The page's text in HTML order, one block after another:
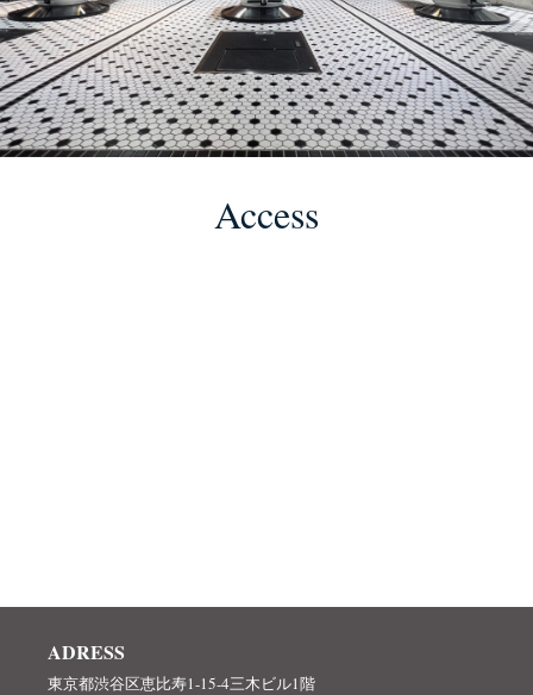
Access
ADRESS
東京都渋谷区恵比寿1-15-4三木ビル1階